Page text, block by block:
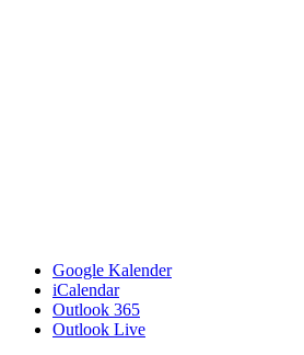
Google Kalender
iCalendar
Outlook 365
Outlook Live